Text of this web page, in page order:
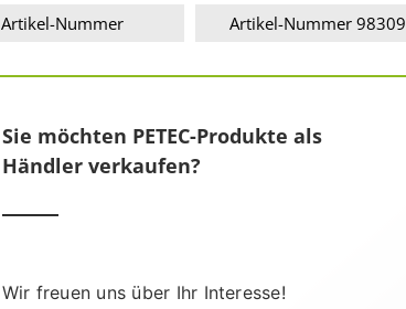
Artikel-Nummer Artikel-Nummer 98309
Sie möchten PETEC-Produkte als
Händler verkaufen?
Wir freuen uns über Ihr Interesse!